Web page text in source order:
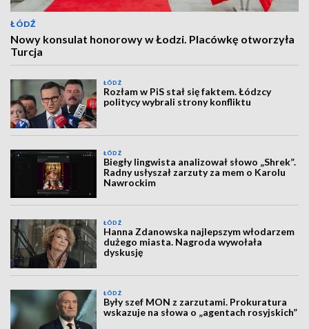
ŁÓDŹ
Nowy konsulat honorowy w Łodzi. Placówkę otworzyła
Turcja
ŁÓDŹ
Rozłam w PiS stał się faktem. Łódzcy
politycy wybrali strony konfliktu
ŁÓDŹ
Biegły lingwista analizował słowo „Shrek”.
Radny usłyszał zarzuty za mem o Karolu
Nawrockim
ŁÓDŹ
Hanna Zdanowska najlepszym włodarzem
dużego miasta. Nagroda wywołała
dyskusję
ŁÓDŹ
Były szef MON z zarzutami. Prokuratura
wskazuje na słowa o „agentach rosyjskich”